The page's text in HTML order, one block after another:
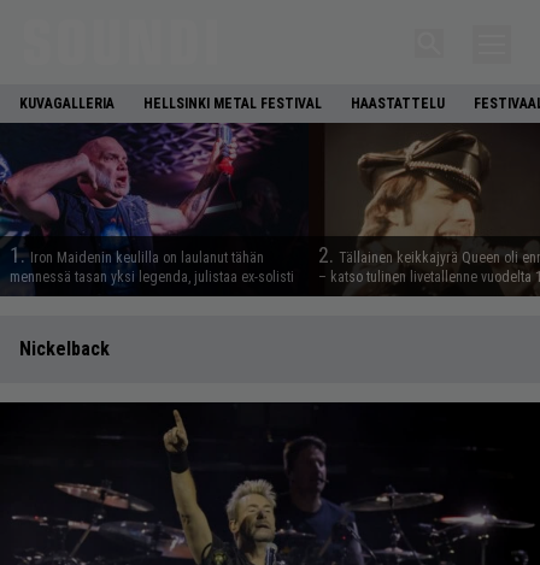
KUVAGALLERIA HELLSINKI METAL FESTIVAL HAASTATTELU
1. Iron Maidenin keulilla on laulanut tähän
mennessä tasan yksi legenda, julistaa ex-solisti
2. Tällainen keikkajyrä Queen oli
– katso tulinen livetallenne vuodelta
Nickelback